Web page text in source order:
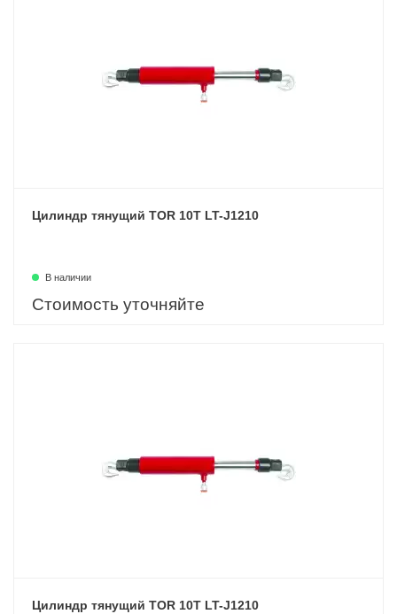
Цилиндр тянущий TOR 10T LT-J1210
В наличии
Стоимость уточняйте
Цилиндр тянущий TOR 10T LT-J1210